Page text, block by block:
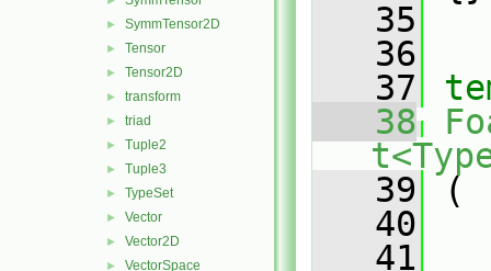
► SymmTensor2D
► Tensor
► Tensor2D
► transform
► triad
► Tuple2
► Tuple3
► TypeSet
► Vector
► Vector2D
► VectorSpace
   35
   36
   37
   38
   39
(
   40
   41